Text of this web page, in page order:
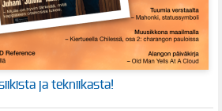
ja tekniikasta!